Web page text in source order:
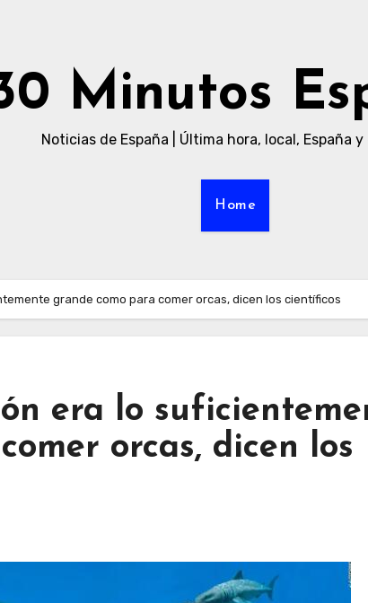
Minutos
Noticias de España | Última hora, local, España
Home
grande como para comer orcas, dicen los científicos
era lo
orcas, dicen los